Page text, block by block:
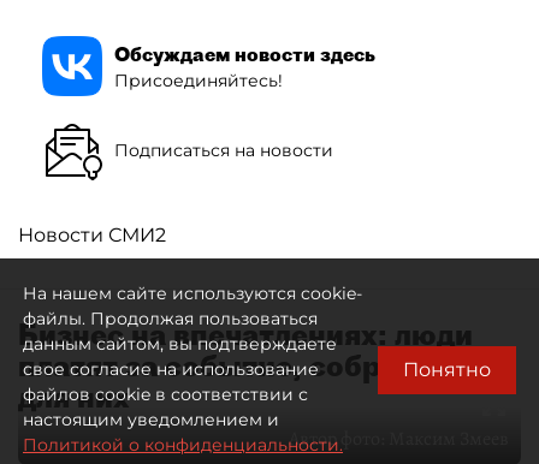
Обсуждаем новости здесь
Присоединяйтесь!
Подписаться на новости
Новости СМИ2
Бизнес на впечатлениях: люди
платят за событие, собранное
для них
Автор фото:
На нашем сайте используются cookie-
файлы. Продолжая пользоваться
данным сайтом, вы подтверждаете
свое согласие на использование
файлов cookie в соответствии с
настоящим уведомлением и
Политикой о конфиденциальности.
Понятно